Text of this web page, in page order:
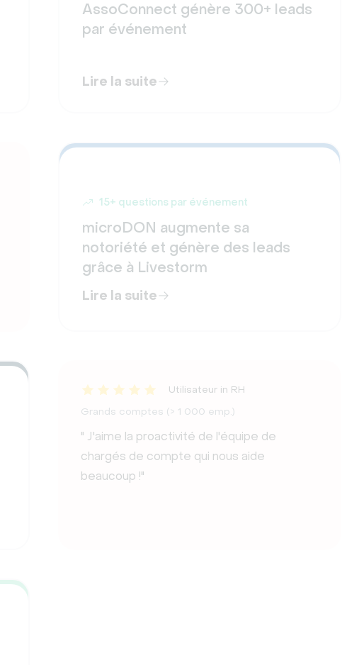
AssoConnect génère 300+ leads
par événement
Lire la suite
15+ questions par événement
microDON augmente sa
notoriété et génère des leads
grâce à Livestorm
Lire la suite
Utilisateur in RH
Grands comptes (> 1 000 emp.)
" J'aime la proactivité de l'équipe de
chargés de compte qui nous aide
beaucoup !"